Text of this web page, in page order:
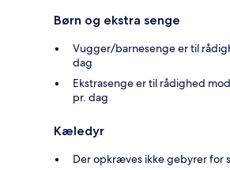
Børn og ekstra senge
Vugger/barnesenge er til
dag
Ekstrasenge er til rådighed
pr. dag
Kæledyr
Der opkræves ikke gebyrer for